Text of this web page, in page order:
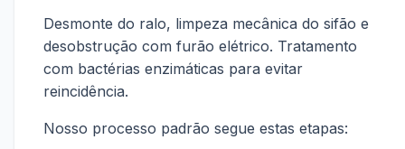
Desmonte do ralo, limpeza mecânica do sifão e
desobstrução com furão elétrico. Tratamento
com bactérias enzimáticas para evitar
reincidência.
Nosso processo padrão segue estas etapas: